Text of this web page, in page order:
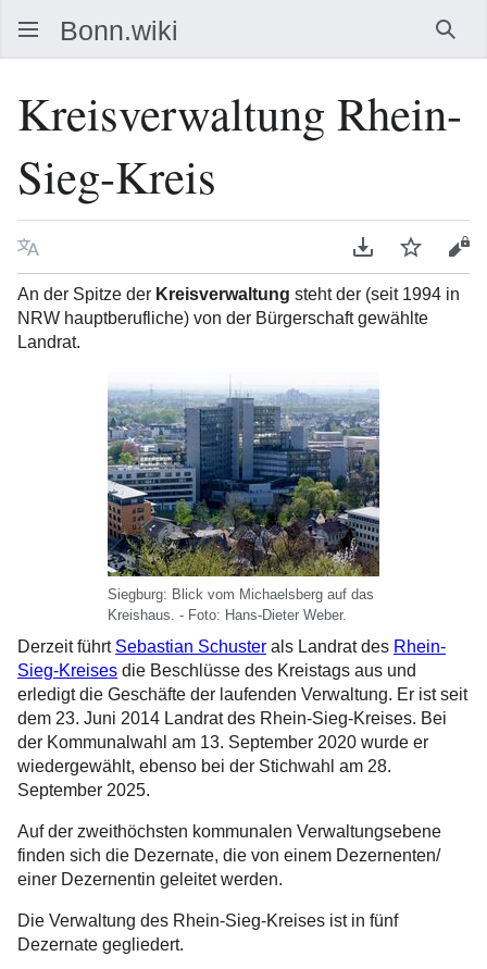
Kreisverwaltung Rhein-
Sieg-Kreis
Sprache PDF
An der Spitze der Kreisverwaltung steht der (seit 1994 in
NRW hauptberufliche) von der Bürgerschaft gewählte
Landrat.
Siegburg: Blick vom Michaelsberg auf das
Kreishaus. - Foto: Hans-Dieter Weber.
Derzeit führt Sebastian Schuster als Landrat des Rhein-
Sieg-Kreises die Beschlüsse des Kreistags aus und
erledigt die Geschäfte der laufenden Verwaltung. Er ist seit
dem 23. Juni 2014 Landrat des Rhein-Sieg-Kreises. Bei
der Kommunalwahl am 13. September 2020 wurde er
wiedergewählt, ebenso bei der Stichwahl am 28.
September 2025.
Auf der zweithöchsten kommunalen Verwaltungsebene
finden sich die Dezernate, die von einem Dezernenten/
einer Dezernentin geleitet werden.
Die Verwaltung des Rhein-Sieg-Kreises ist in fünf
Dezernate gegliedert.